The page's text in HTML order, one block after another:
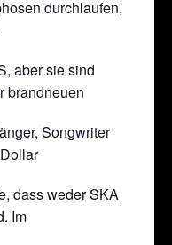
durchlaufen,
aber sie sind
brandneuen
Songwriter
dass weder SKA
Im